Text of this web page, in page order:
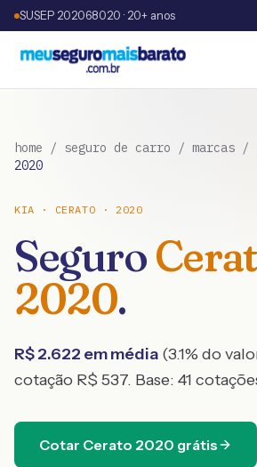
SUSEP 202068020 · 20+ anos
home / seguro de carro / marcas /
2020
KIA · CERATO · 2020
Seguro
2020.
R$2.622 em média (3.1% do
cotação R$ 537. Base: 41
Cotar Cerato 2020 grátis